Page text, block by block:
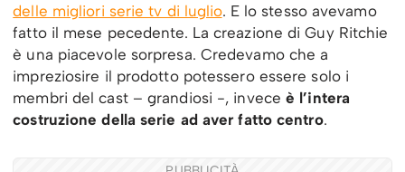
delle migliori serie tv di luglio. E lo stesso avevamo
fatto il mese pecedente. La creazione di Guy Ritchie
è una piacevole sorpresa. Credevamo che a
impreziosire il prodotto potessero essere solo i
membri del cast – grandiosi -, inveceè l’intera
costruzione della serie ad aver fatto centro.